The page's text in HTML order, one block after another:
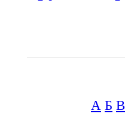
А Б В